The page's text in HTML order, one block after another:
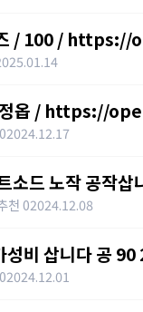
/ 100 /
정옵 / https://
2024.12.17
소드 노작 공작
천 02024.12.08
90 280에삽니다! / 2800000 /
o/
2024.12.01